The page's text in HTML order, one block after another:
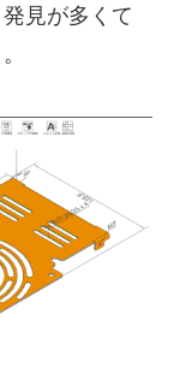
見が多くて